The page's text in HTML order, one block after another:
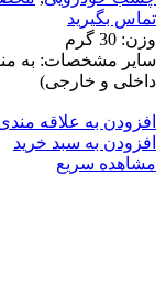
تماس بگیرید
وزن: 30 گرم
سایر مشخصات: به
داخلی و خارجی)
افزودن به علاقه
افزودن به سبد خرید
مشاهده سریع